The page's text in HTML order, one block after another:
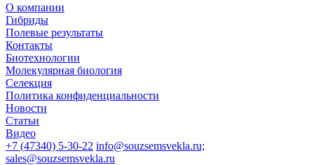
О компании
Гибриды
Полевые результаты
Контакты
Биотехнологии
Молекулярная биология
Селекция
Политика конфиденциальности
Новости
Статьи
Видео
+7 (47340) 5-30-22 info@souzsemsvekla.ru;
sales@souzsemsvekla.ru